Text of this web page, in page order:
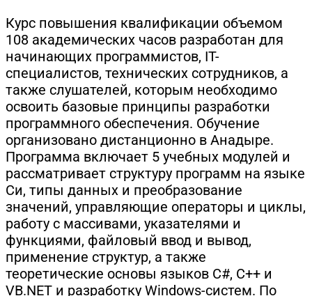
Курс повышения квалификации объемом
108 академических часов разработан для
начинающих программистов, IT-
специалистов, технических сотрудников, а
также слушателей, которым необходимо
освоить базовые принципы разработки
программного обеспечения. Обучение
организовано дистанционно в Анадыре.
Программа включает 5 учебных модулей и
рассматривает структуру программ на языке
Си, типы данных и преобразование
значений, управляющие операторы и циклы,
работу с массивами, указателями и
функциями, файловый ввод и вывод,
применение структур, а также
теоретические основы языков C#, C++ и
VB.NET и разработку Windows-систем. По